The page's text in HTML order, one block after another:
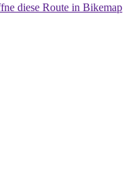
diese Route in Bikemap